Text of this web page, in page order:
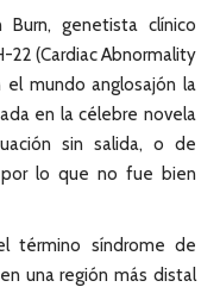
Burn, genetista clínico
22 (Cardiac Abnormality
el mundo anglosajón la
en la célebre novela
sin salida, o de
lo que no fue bien
término síndrome de
una región más distal